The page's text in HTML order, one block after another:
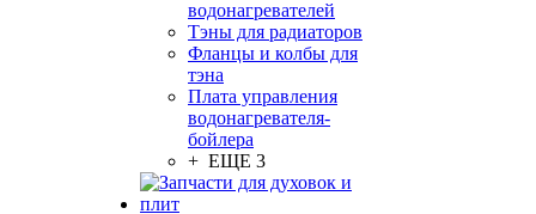
водонагревателей
Тэны для радиаторов
Фланцы и колбы для
тэна
Плата управления
водонагревателя-
бойлера
+ ЕЩЕ 3